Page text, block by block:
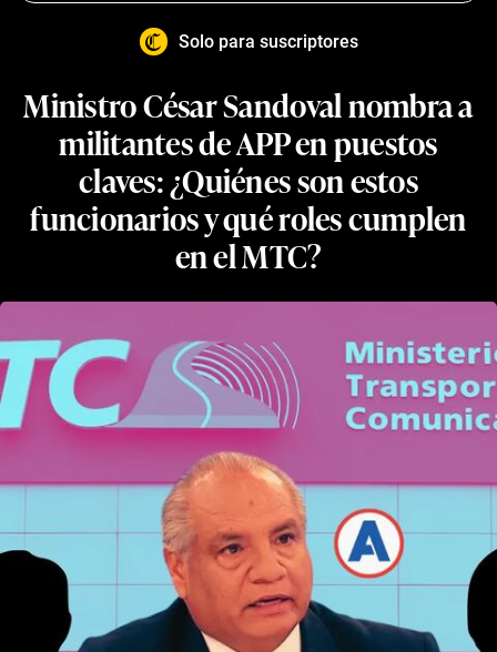
Solo para suscriptores
Ministro César Sandoval nombra a
militantes de APP en puestos
claves: ¿Quiénes son estos
funcionarios y qué roles cumplen
en el MTC?